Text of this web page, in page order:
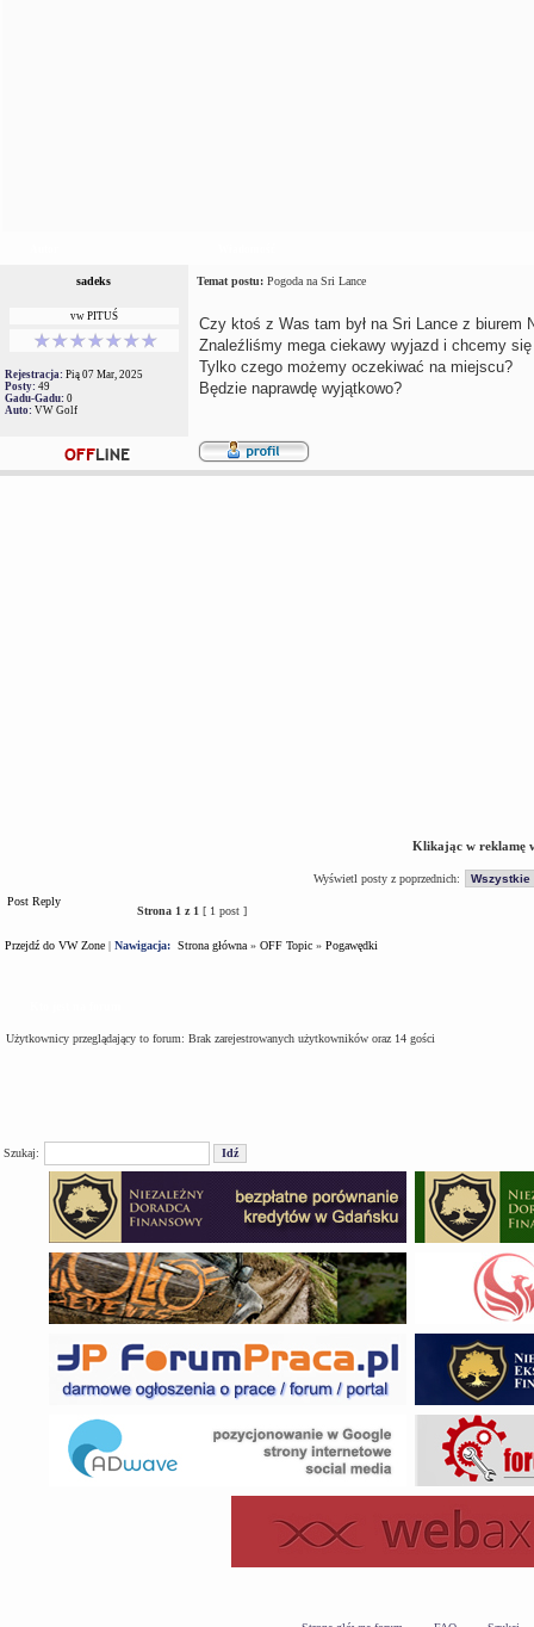
sadeks Temat postu: Pogoda na Sri Lance
vw PITUŚ
Rejestracja: Pią 07 Mar, 2025
Posty: 49
Gadu-Gadu: 0
Auto: VW Golf
Czy ktoś z Was tam był na Sri Lance z biurem
Znaleźliśmy mega ciekawy wyjazd i chcemy
Tylko czego możemy oczekiwać na miejscu?
Będzie naprawdę wyjątkowo?
Klikając w reklamę
Wyświetl posty z poprzednich:
Post Reply
Strona 1 z 1 [ 1 post ]
Przejdź do VW Zone | Nawigacja: Strona główna » OFF Topic » Pogawędki
Użytkownicy przeglądający to forum: Brak zarejestrowanych użytkowników oraz 14 gości
Szukaj: